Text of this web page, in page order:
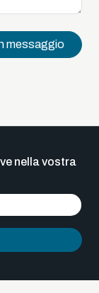
messaggio
nella vostra